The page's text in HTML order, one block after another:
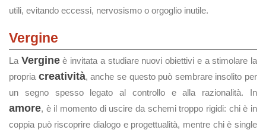
utili, evitando eccessi, nervosismo o orgoglio inutile.
Vergine
La Vergineè invitata a studiare nuovi obiettivi e a stimolare la
propria creatività, anche se questo può sembrare insolito per
un segno spesso legato al controllo e alla razionalità. In
amore, è il momento di uscire da schemi troppo rigidi: chi è in
coppia può riscoprire dialogo e progettualità, mentre chi è single